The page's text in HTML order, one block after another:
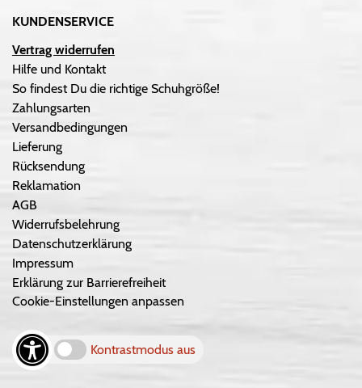
KUNDENSERVICE
Vertrag widerrufen
Hilfe und Kontakt
So findest Du die richtige Schuhgröße!
Zahlungsarten
Versandbedingungen
Lieferung
Rücksendung
Reklamation
AGB
Widerrufsbelehrung
Datenschutzerklärung
Impressum
Erklärung zur Barrierefreiheit
Cookie-Einstellungen anpassen
Kontrastmodus aus